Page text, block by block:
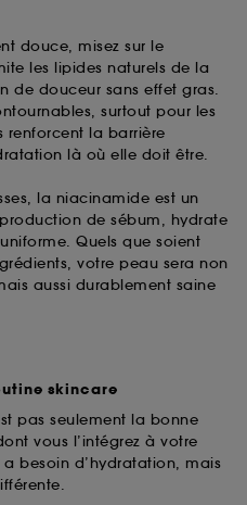
douce, misez sur le
les lipides naturels de la
de douceur sans effet gras.
surtout pour les
renforcent la barrière
là où elle doit être.
la niacinamide est un
de sébum, hydrate
Quels que soient
votre peau sera non
aussi durablement saine
skincare
pas seulement la bonne
vous l’intégrez à votre
besoin d’hydratation, mais